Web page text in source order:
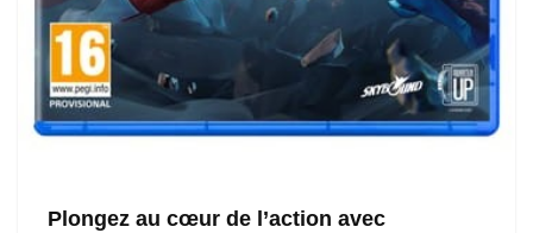
Plongez au cœur de l’action avec